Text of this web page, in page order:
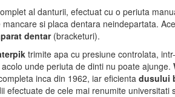
al danturii, efectuat cu o periuta
si placa dentara neindepartata.
dentar(bracketuri).
trimite apa cu presiune controlata,
unde periuta de dinti nu poate ajunge.
inca din 1962, iar eficienta dusului
efectuate de cele mai renumite universitati